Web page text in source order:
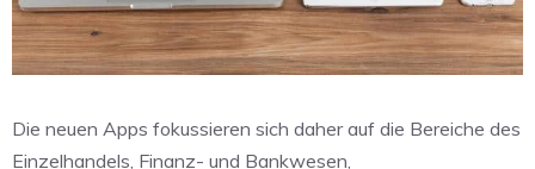
Die neuen Apps fokussieren sich daher auf die Bereiche des
Einzelhandels, Finanz- und Bankwesen,